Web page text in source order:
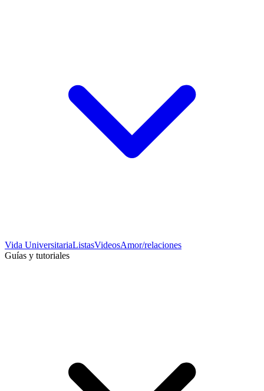
Vida UniversitariaListasVideosAmor/relaciones
Guías y tutoriales